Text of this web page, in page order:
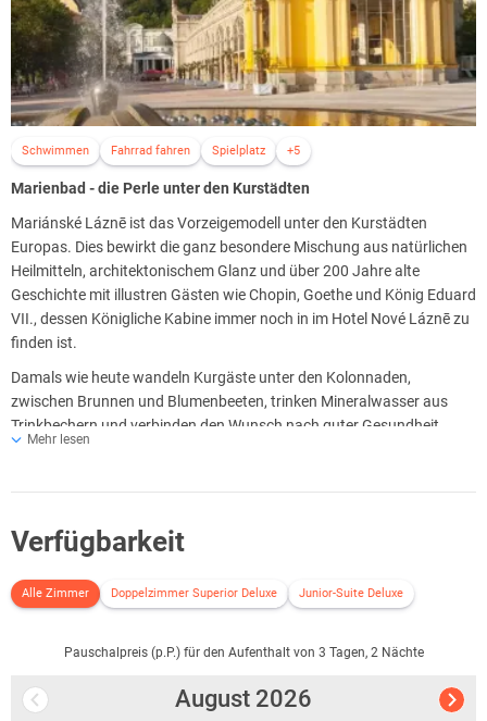
Wiener Art, einem leckeren Aperitif oder einem kleinen Absacker unter
den anderen Gästen zu verweilen und den Ausblick auf die Umgebung
zu genießen
Öffnungszeiten:
Lobby Bar
Sie haben nach dem Essen Lust auf eine Partie Schach, ein
Kartenspiel oder andere Gesellschaftsspiele? Dann besuchen Sie die
elegant-gemütliche Lobbybar, in der Sie neben einer Spiele-Auswahl
eine umfangreiche Getränkekarte mit Cocktails sowie Kaffee- und
Teespezialitäten finden. Bei einem leckeren Getränk finden Sie hier am
Nachmittag oder Abend schnell Anschluss an andere Hotelgäste.
Öffnungszeiten:
11:00 bis 23:00 Uhr
Schwimmen Fahrrad fahren Spielplatz +5
Marienbad - die Perle unter den Kurstädten
Mariánské Láznē ist das Vorzeigemodell unter den Kurstädten
Europas. Dies bewirkt die ganz besondere Mischung aus natürlichen
Heilmitteln, architektonischem Glanz und über 200 Jahre alte
Geschichte mit illustren Gästen wie Chopin, Goethe und König Eduard
VII., dessen Königliche Kabine immer noch in im Hotel Nové Láznē zu
finden ist.
Damals wie heute wandeln Kurgäste unter den Kolonnaden,
zwischen Brunnen und Blumenbeeten, trinken Mineralwasser aus
Trinkbechern und verbinden den Wunsch nach guter Gesundheit
damit, Kontakte zu knüpfen und ein kulturelles Sommerprogramm zu
Zeiten und einem umfangreichen Sportangebot im Umland.
Mehr lesen
Verfügbarkeit
Alle Zimmer Doppelzimmer Superior Deluxe Junior-Suite Deluxe
Pauschalpreis (p.P.) für den Aufenthalt von 3 Tagen, 2 Nächte
August 2026